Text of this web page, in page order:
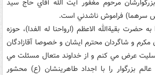
مرحوم مغفور آيت الله آقاي حاج سيد
سرهما) فراموش ناشدني است.
حضرت بقية‌الله الاعظم (ارواحنا له الفدا)، حوزه
مکرم و شاگردان محترم ايشان و خصوصا آقازادگان
عرض مي کنم و از خداوند متعال مسئلت مي
بزرگوار را با اجداد طاهرينشان (ع) محشور